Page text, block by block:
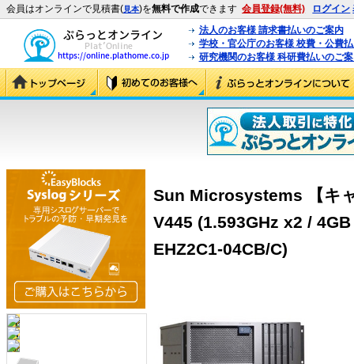
会員はオンラインで見積書(見本)を無料で作成できます 会員登録(無料) ログイン
法人のお客様 請求書払いのご案内
学校・官公庁のお客様 校費・公費
研究機関のお客様 科研費払いのご
Sun Microsystems 【キ
V445 (1.593GHz x2 /
EHZ2C1-04CB/C)